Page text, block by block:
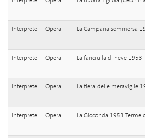
Interprete Opera La Campana sommersa
Interprete Opera La fanciulla di neve
Interprete Opera La fiera delle meraviglie
Interprete Opera La Gioconda 1953 Terme